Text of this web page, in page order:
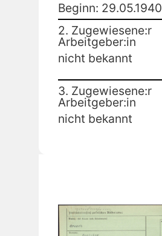
Beginn: 29.05.1940
2. Zugewiesene:r
Arbeitgeber:in
nicht bekannt
3. Zugewiesene:r
Arbeitgeber:in
nicht bekannt